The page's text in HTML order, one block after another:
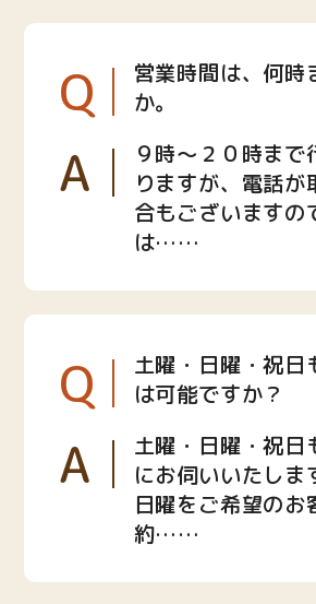
Q
営業時間は、何時
か。
A
９時〜２０時まで
りますが、電話が
合もございますの
は……
Q
土曜・日曜・祝日
は可能ですか？
A
土曜・日曜・祝日
にお伺いいたしま
日曜をご希望のお
約……